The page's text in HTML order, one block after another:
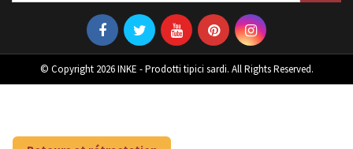
© Copyright 2026 INKE - Prodotti tipici sardi. All Rights Reserved.